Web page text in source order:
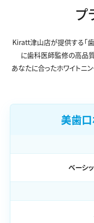
プ
Kiratt津山店が提供する「歯
に歯科医師監修の高品
あなたに合ったホワイトニ
美歯
ベーシ